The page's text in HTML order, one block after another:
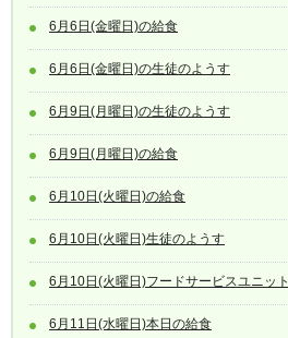
6月6日(金曜日)の給食
6月6日(金曜日)の生徒のようす
6月9日(月曜日)の生徒のようす
6月9日(月曜日)の給食
6月10日(火曜日)の給食
6月10日(火曜日)生徒のようす
6月10日(火曜日)フードサービスユニット
6月11日(水曜日)本日の給食